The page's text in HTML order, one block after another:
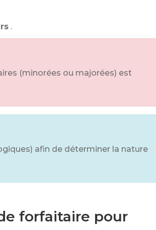
.
(minorées ou majorées) est
afin de déterminer la nature
forfaitaire pour